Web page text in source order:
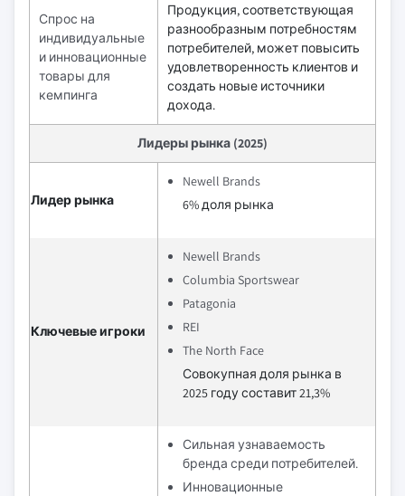
Спрос на
индивидуальные
и инновационные
товары для
кемпинга
Продукция, соответствующая
разнообразным потребностям
потребителей, может повысить
удовлетворенность клиентов и
создать новые источники
дохода.
Лидеры рынка (2025)
Лидер рынка
Newell Brands
6% доля рынка
Ключевые игроки
Newell Brands
Columbia Sportswear
Patagonia
REI
The North Face
Совокупная доля рынка в
2025 году составит 21,3%
Сильная узнаваемость
бренда среди потребителей.
Инновационные